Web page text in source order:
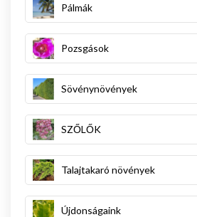
Pálmák
Pozsgások
Sövénynövények
SZŐLŐK
Talajtakaró növények
Újdonságaink